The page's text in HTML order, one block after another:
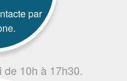
par
de 10h à 17h30.